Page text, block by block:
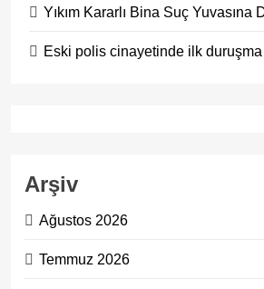
Yıkım Kararlı Bina Suç Yuvasına
Eski polis cinayetinde ilk
Arşiv
Ağustos 2026
Temmuz 2026